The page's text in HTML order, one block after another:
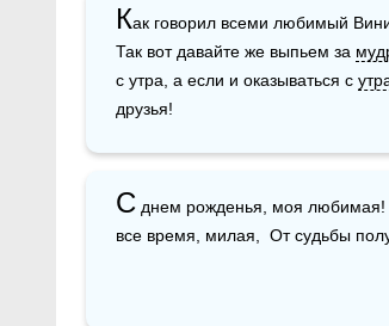
Как говорил всеми любимый
Так вот давайте же выпьем за
с утра, а если и оказываться с
друзья!
С днем рожденья, моя любимая!
все время, милая,  От судьбы